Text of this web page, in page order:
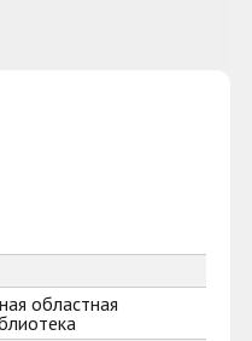
областная